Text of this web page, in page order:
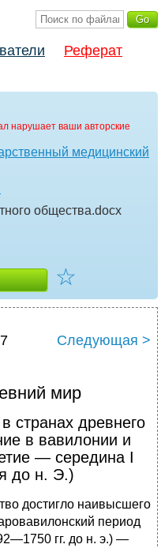
Реферат
нарушает ваши авторские
медицинский
общества.docx
☆
Следующая >
мир
странах древнего
в вавилонии и
— середина I
до н. Э.)
достигло наивысшего
период
гг. до н. э.) —